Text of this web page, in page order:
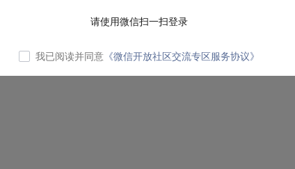
请使用微信扫一扫登录
我已阅读并同意 《微信开放社区交流专区服务协议》